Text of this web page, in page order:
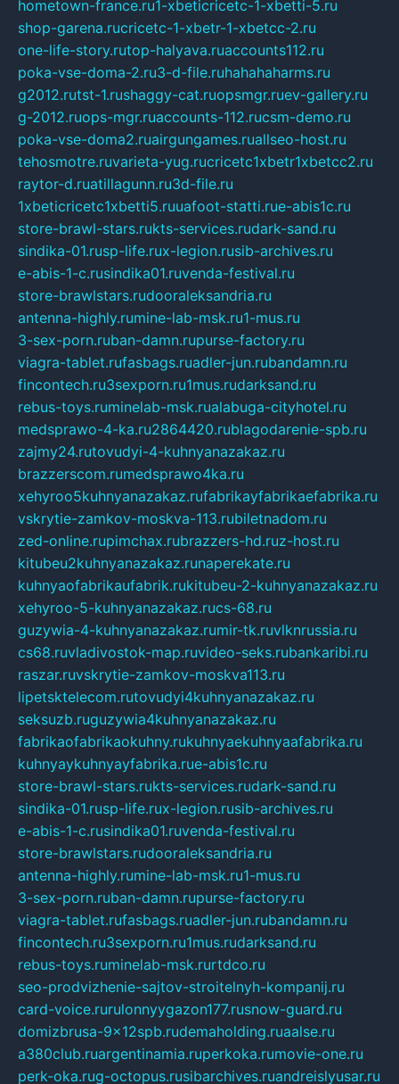
hometown-france.ru1-xbeticricetc-1-xbetti-5.ru
shop-garena.rucricetc-1-xbetr-1-xbetcc-2.ru
one-life-story.rutop-halyava.ruaccounts112.ru
poka-vse-doma-2.ru3-d-file.ruhahahaharms.ru
g2012.rutst-1.rushaggy-cat.ruopsmgr.ruev-gallery.ru
g-2012.ruops-mgr.ruaccounts-112.rucsm-demo.ru
poka-vse-doma2.ruairgungames.ruallseo-host.ru
tehosmotre.ruvarieta-yug.rucricetc1xbetr1xbetcc2.ru
raytor-d.ruatillagunn.ru3d-file.ru
1xbeticricetc1xbetti5.ruuafoot-statti.rue-abis1c.ru
store-brawl-stars.rukts-services.rudark-sand.ru
sindika-01.rusp-life.rux-legion.rusib-archives.ru
e-abis-1-c.rusindika01.ruvenda-festival.ru
store-brawlstars.rudooraleksandria.ru
antenna-highly.rumine-lab-msk.ru1-mus.ru
3-sex-porn.ruban-damn.rupurse-factory.ru
viagra-tablet.rufasbags.ruadler-jun.rubandamn.ru
fincontech.ru3sexporn.ru1mus.rudarksand.ru
rebus-toys.ruminelab-msk.rualabuga-cityhotel.ru
medsprawo-4-ka.ru2864420.rublagodarenie-spb.ru
zajmy24.rutovudyi-4-kuhnyanazakaz.ru
brazzerscom.rumedsprawo4ka.ru
xehyroo5kuhnyanazakaz.rufabrikayfabrikaefabrika.ru
vskrytie-zamkov-moskva-113.rubiletnadom.ru
zed-online.rupimchax.rubrazzers-hd.ruz-host.ru
kitubeu2kuhnyanazakaz.runaperekate.ru
kuhnyaofabrikaufabrik.rukitubeu-2-kuhnyanazakaz.ru
xehyroo-5-kuhnyanazakaz.rucs-68.ru
guzywia-4-kuhnyanazakaz.rumir-tk.ruvlknrussia.ru
cs68.ruvladivostok-map.ruvideo-seks.rubankaribi.ru
raszar.ruvskrytie-zamkov-moskva113.ru
lipetsktelecom.rutovudyi4kuhnyanazakaz.ru
seksuzb.ruguzywia4kuhnyanazakaz.ru
fabrikaofabrikaokuhny.rukuhnyaekuhnyaafabrika.ru
kuhnyaykuhnyayfabrika.rue-abis1c.ru
store-brawl-stars.rukts-services.rudark-sand.ru
sindika-01.rusp-life.rux-legion.rusib-archives.ru
e-abis-1-c.rusindika01.ruvenda-festival.ru
store-brawlstars.rudooraleksandria.ru
antenna-highly.rumine-lab-msk.ru1-mus.ru
3-sex-porn.ruban-damn.rupurse-factory.ru
viagra-tablet.rufasbags.ruadler-jun.rubandamn.ru
fincontech.ru3sexporn.ru1mus.rudarksand.ru
rebus-toys.ruminelab-msk.rurtdco.ru
seo-prodvizhenie-sajtov-stroitelnyh-kompanij.ru
card-voice.rurulonnyygazon177.rusnow-guard.ru
domizbrusa-9x12spb.rudemaholding.ruaalse.ru
a380club.ruargentinamia.ruperkoka.rumovie-one.ru
perk-oka.rug-octopus.rusibarchives.ruandreislyusar.ru